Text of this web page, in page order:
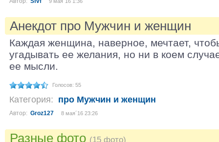
Анекдот про Мужчин и женщин
Каждая женщина, наверное, мечтает,
угадывать ее желания, но ни в коем
ее мысли.
Голосов: 55
Категория: про Мужчин и женщин
Автор: Groz127 8 мая´16 23:26
Разные фото (15 фото)